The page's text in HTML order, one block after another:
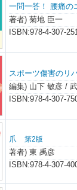
一問一答！ 腰痛の
著者) 菊地 臣一
ISBN:978-4-307-
スポーツ傷害のリ
編集) 山下 敏彦 /
ISBN:978-4-307-
爪 第2版
著者) 東 禹彦
ISBN:978-4-307-